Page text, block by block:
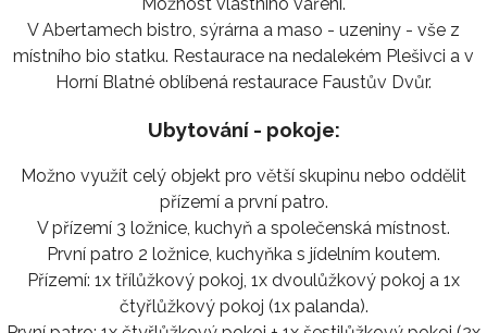
V Abertamech bistro, sýrárna a maso - uzeniny - vše z
místního bio statku. Restaurace na nedalekém Plešivci a v
Horní Blatné oblíbená restaurace Faustův Dvůr.
Ubytování - pokoje:
Možno využít celý objekt pro větší skupinu nebo oddělit
přízemí a první patro.
V přízemí 3 ložnice, kuchyň a společenská místnost.
První patro 2 ložnice, kuchyňka s jídelním koutem.
Přízemí: 1x třílůžkový pokoj, 1x dvoulůžkový pokoj a 1x
čtyřlůžkový pokoj (1x palanda).